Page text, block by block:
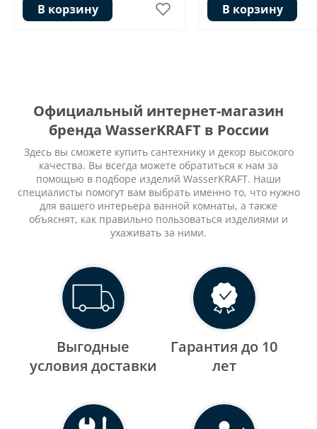
В корзину В корзину
Официальный интернет-магазин
бренда WasserKRAFT в России
Здесь вы сможете купить сантехнику и декор высокого
качества. Вы всегда можете обратиться к нам за
помощью в подборе изделий WasserKRAFT. Наши
специалисты помогут вам выбрать именно то, что нужно
для вашего интерьера ванной комнаты, а также
объяснят, как правильно пользоваться изделиями и
ухаживать за ними.
Выгодные
уcловия доставки
Гарантия до 10
лет